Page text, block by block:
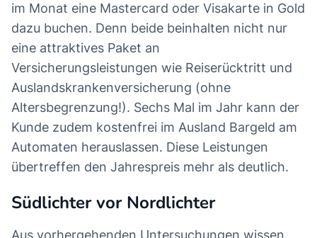
im Monat eine Mastercard oder Visakarte in Gold
dazu buchen. Denn beide beinhalten nicht nur
eine attraktives Paket an
Versicherungsleistungen wie Reiserücktritt und
Auslandskrankenversicherung (ohne
Altersbegrenzung!). Sechs Mal im Jahr kann der
Kunde zudem kostenfrei im Ausland Bargeld am
Automaten herauslassen. Diese Leistungen
übertreffen den Jahrespreis mehr als deutlich.
Südlichter vor Nordlichter
Aus vorhergehenden Untersuchungen wissen